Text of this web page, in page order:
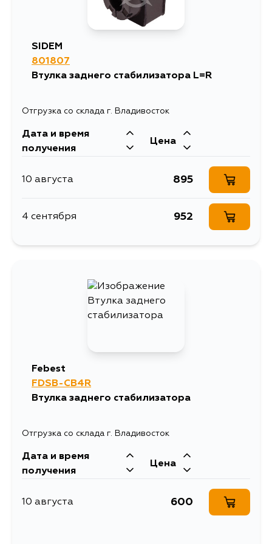
SIDEM
801807
Втулка заднего стабилизатора L=R
Отгрузка со склада г. Владивосток
Дата и время
получения
Цена
10 августа 895
4 сентября 952
Febest
FDSB-CB4R
Втулка заднего стабилизатора
Отгрузка со склада г. Владивосток
Дата и время
получения
Цена
10 августа 600